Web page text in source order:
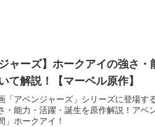
ャーズ】ホークアイの強さ・
て解説！【マーベル原作】
「アベンジャーズ」シリーズに登場す
・能力・活躍・誕生を原作解説！アベ
」ホークアイ！